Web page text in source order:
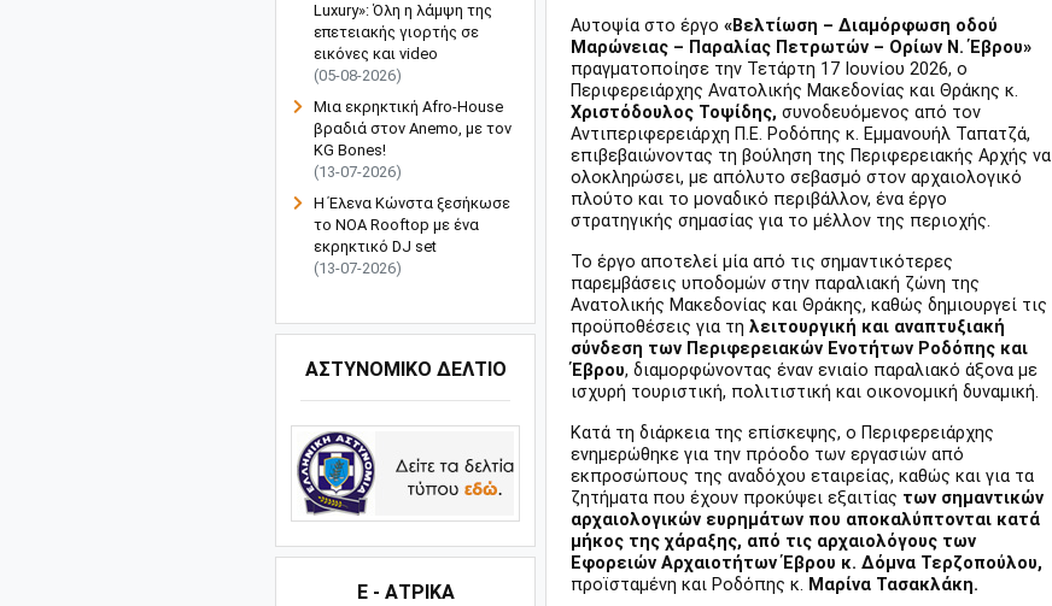
Luxury»: Όλη η λάμψη της
επετειακής γιορτής σε
εικόνες και video
(05-08-2026)
Μια εκρηκτική Afro-House
βραδιά στον Anemo, με τον
KG Bones!
(13-07-2026)
Η Έλενα Κώνστα ξεσήκωσε
το NOA Rooftop με ένα
εκρηκτικό DJ set
(13-07-2026)
ΑΣΤΥΝΟΜΙΚΟ ΔΕΛΤΙΟ
Ε - ΑΤΡΙΚΑ
Αυτοψία στο έργο «Βελτίωση – Διαμόρφωση οδού
Μαρώνειας – Παραλίας Πετρωτών – Ορίων Ν. Έβρου»
πραγματοποίησε την Τετάρτη 17 Ιουνίου 2026, ο
Περιφερειάρχης Ανατολικής Μακεδονίας και Θράκης κ.
Χριστόδουλος Τοψίδης, συνοδευόμενος από τον
Αντιπεριφερειάρχη Π.Ε. Ροδόπης κ. Εμμανουήλ Ταπατζά,
επιβεβαιώνοντας τη βούληση της Περιφερειακής Αρχής να
ολοκληρώσει, με απόλυτο σεβασμό στον αρχαιολογικό
πλούτο και το μοναδικό περιβάλλον, ένα έργο
στρατηγικής σημασίας για το μέλλον της περιοχής.
Το έργο αποτελεί μία από τις σημαντικότερες
παρεμβάσεις υποδομών στην παραλιακή ζώνη της
Ανατολικής Μακεδονίας και Θράκης, καθώς δημιουργεί τις
προϋποθέσεις για τη λειτουργική και αναπτυξιακή
σύνδεση των Περιφερειακών Ενοτήτων Ροδόπης και
Έβρου, διαμορφώνοντας έναν ενιαίο παραλιακό άξονα με
ισχυρή τουριστική, πολιτιστική και οικονομική δυναμική.
Κατά τη διάρκεια της επίσκεψης, ο Περιφερειάρχης
ενημερώθηκε για την πρόοδο των εργασιών από
εκπροσώπους της αναδόχου εταιρείας, καθώς και για τα
ζητήματα που έχουν προκύψει εξαιτίας των σημαντικών
αρχαιολογικών ευρημάτων που αποκαλύπτονται κατά
μήκος της χάραξης, από τις αρχαιολόγους των
Εφορειών Αρχαιοτήτων Έβρου κ. Δόμνα Τερζοπούλου,
προϊσταμένη και Ροδόπης κ. Μαρίνα Τασακλάκη.